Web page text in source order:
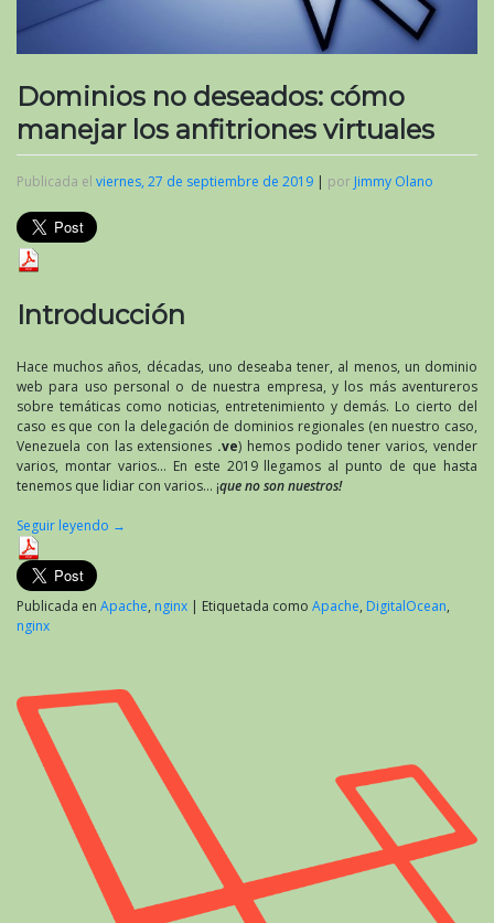
Dominios no deseados: cómo
manejar los anfitriones virtuales
Publicada el viernes, 27 de septiembre de 2019 | por Jimmy Olano
Introducción
Hace muchos años, décadas, uno deseaba tener, al menos, un dominio
web para uso personal o de nuestra empresa, y los más aventureros
sobre temáticas como noticias, entretenimiento y demás. Lo cierto del
caso es que con la delegación de dominios regionales (en nuestro caso,
Venezuela con las extensiones .ve) hemos podido tener varios, vender
varios, montar varios… En este 2019 llegamos al punto de que hasta
tenemos que lidiar con varios… ¡que no son nuestros!
Seguir leyendo →
Publicada en Apache, nginx | Etiquetada como Apache, DigitalOcean,
nginx